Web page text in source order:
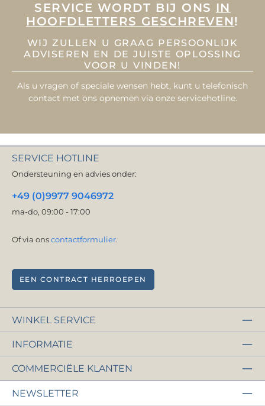
SERVICE WORDT BIJ ONS IN
HOOFDLETTERS GESCHREVEN!
WIJ ZULLEN U GRAAG PERSOONLIJK
ADVISEREN EN DE JUISTE OPLOSSING
VOOR U VINDEN!
Als u vragen of speciale wensen hebt, kunt u telefonisch
contact met ons opnemen via onze servicehotline.
SERVICE HOTLINE
Ondersteuning en advies onder:
+49 (0)9977 9046972
ma-do, 09:00 - 17:00
Of via ons contactformulier.
EEN CONTRACT HERROEPEN
WINKEL SERVICE
INFORMATIE
COMMERCIËLE KLANTEN
NEWSLETTER